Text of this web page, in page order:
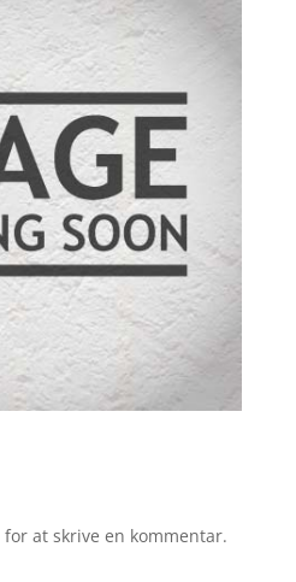
for at skrive en kommentar.